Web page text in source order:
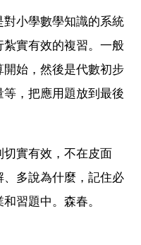
小學數學知識的系統
實有效的複習。一般
始，然後是代數初步
，把應用題放到最後
實有效，不在皮面
多說為什麼，記住必
習題中。森春。